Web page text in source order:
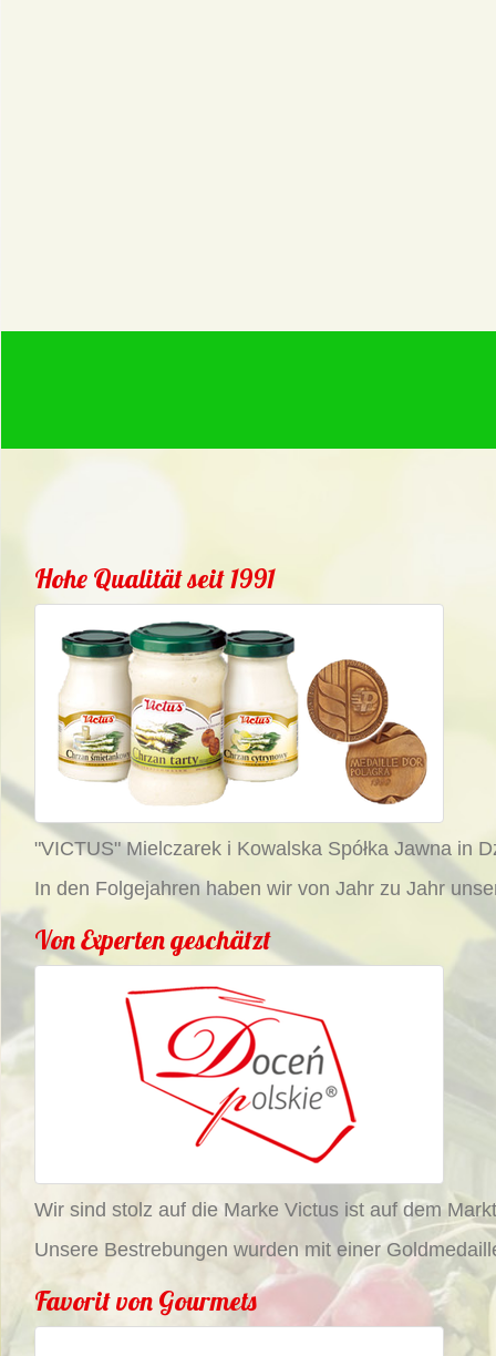
Hohe Qualität seit 1991
"VICTUS" Mielczarek i Kowalska Spółka Jawna in
In den Folgejahren haben wir von Jahr zu Jahr
Von Experten geschätzt
Wir sind stolz auf die Marke Victus ist auf dem
Unsere Bestrebungen wurden mit einer
Favorit von Gourmets